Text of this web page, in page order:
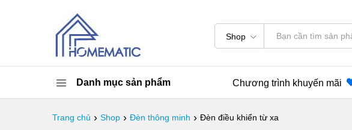
Shop
Danh mục sản phẩm Chương trình khuyến mãi
Trang chủ › Shop › Đèn thông minh › Đèn điều khiển từ xa